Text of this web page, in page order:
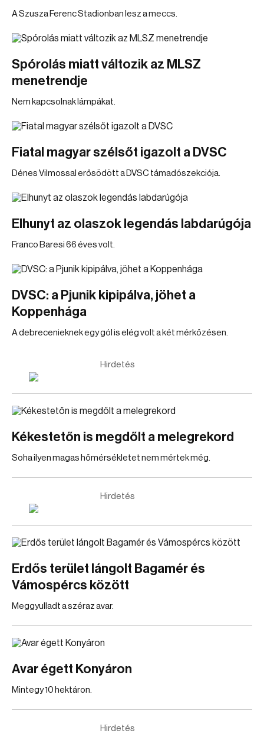
A Szusza Ferenc Stadionban lesz a meccs.
Spórolás miatt változik az MLSZ
menetrendje
Nem kapcsolnak lámpákat.
Fiatal magyar szélsőt igazolt a DVSC
Dénes Vilmossal erősödött a DVSC támadószekciója.
Elhunyt az olaszok legendás labdarúgója
Franco Baresi 66 éves volt.
DVSC: a Pjunik kipipálva, jöhet a
Koppenhága
A debrecenieknek egy gól is elég volt a két mérkőzésen.
Hirdetés
Kékestetőn is megdőlt a melegrekord
Soha ilyen magas hőmérsékletet nem mértek még.
Hirdetés
Erdős terület lángolt Bagamér és
Vámospércs között
Meggyulladt a széraz avar.
Avar égett Konyáron
Mintegy 10 hektáron.
Hirdetés